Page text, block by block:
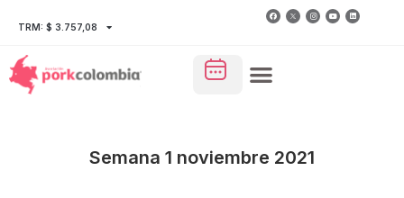
TRM: $ 3.757,08
Semana 1 noviembre 2021